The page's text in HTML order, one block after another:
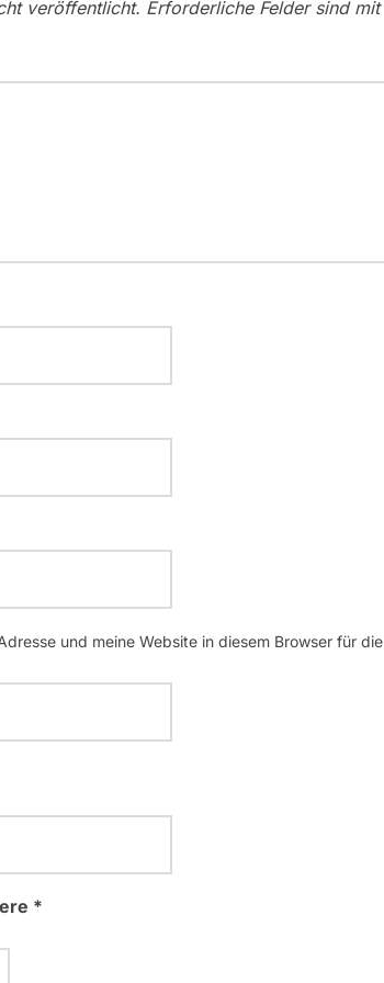
veröffentlicht. Erforderliche Felder sind mit
und meine Website in diesem Browser für
*